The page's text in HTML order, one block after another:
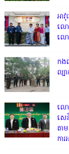
អា
លោ
ល
កង
ល្ប
លោ
សេ
តា
កា